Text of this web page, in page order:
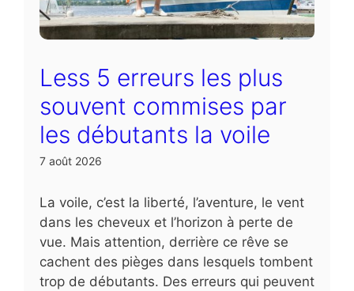
Less 5 erreurs les plus
souvent commises par
les débutants la voile
7 août 2026
La voile, c’est la liberté, l’aventure, le vent
dans les cheveux et l’horizon à perte de
vue. Mais attention, derrière ce rêve se
cachent des pièges dans lesquels tombent
trop de débutants. Des erreurs qui peuvent